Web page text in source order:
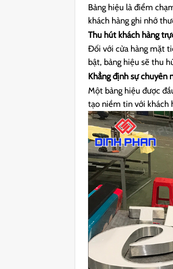
Bảng hiệu là điểm
khách hàng ghi nhớ
Thu hút khách hàng
Đối với cửa hàng mặt
bật, bảng hiệu sẽ thu
Khẳng định sự chuyên
Một bảng hiệu được
tạo niềm tin với khách